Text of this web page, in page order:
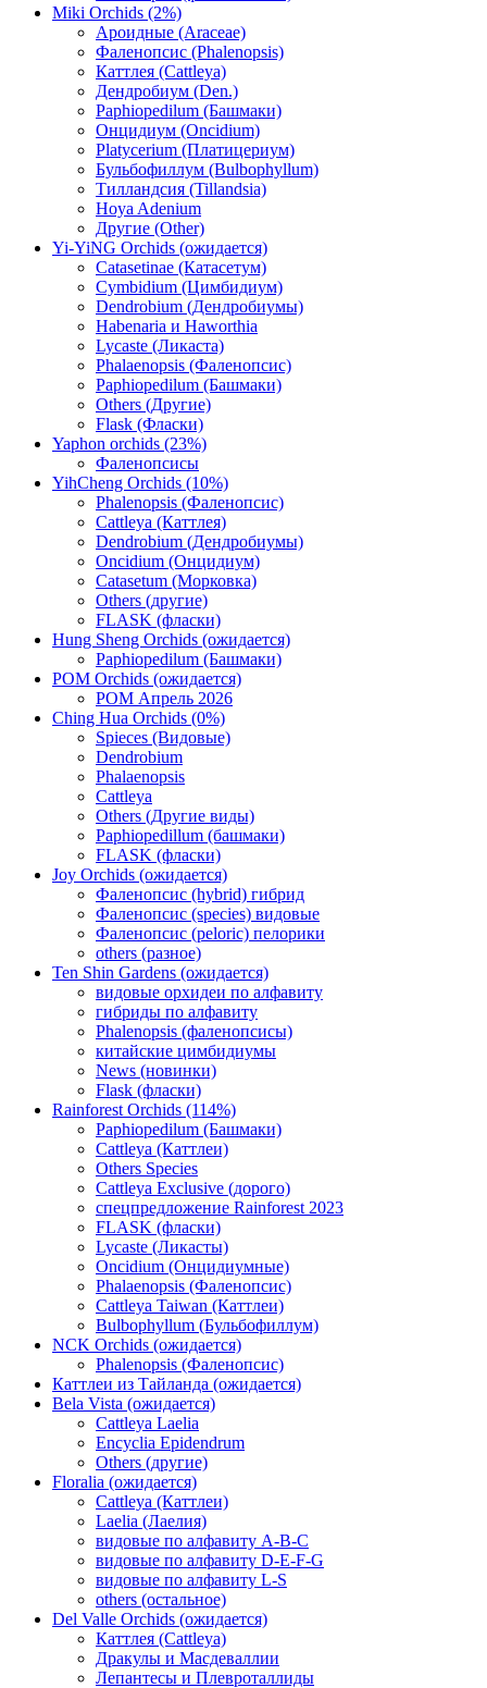
Miki Orchids (2%)
Ароидные (Araceae)
Фаленопсис (Phalenopsis)
Каттлея (Cattleya)
Дендробиум (Den.)
Paphiopedilum (Башмаки)
Онцидиум (Oncidium)
Platycerium (Платицериум)
Бульбофиллум (Bulbophyllum)
Тилландсия (Tillandsia)
Hoya Adenium
Другие (Other)
Yi-YiNG Orchids (ожидается)
Catasetinae (Катасетум)
Cymbidium (Цимбидиум)
Dendrobium (Дендробиумы)
Habenaria и Haworthia
Lycaste (Ликаста)
Phalaenopsis (Фаленопсис)
Paphiopedilum (Башмаки)
Others (Другие)
Flask (Фласки)
Yaphon orchids (23%)
Фаленопсисы
YihCheng Orchids (10%)
Phalenopsis (Фаленопсис)
Cattleya (Каттлея)
Dendrobium (Дендробиумы)
Oncidium (Онцидиум)
Catasetum (Морковка)
Others (другие)
FLASK (фласки)
Hung Sheng Orchids (ожидается)
Paphiopedilum (Башмаки)
POM Orchids (ожидается)
POM Апрель 2026
Ching Hua Orchids (0%)
Spieces (Видовые)
Dendrobium
Phalaenopsis
Cattleya
Others (Другие виды)
Paphiopedillum (башмаки)
FLASK (фласки)
Joy Orchids (ожидается)
Фаленопсис (hybrid) гибрид
Фаленопсис (species) видовые
Фаленопсис (peloric) пелорики
others (разное)
Ten Shin Gardens (ожидается)
видовые орхидеи по алфавиту
гибриды по алфавиту
Phalenopsis (фаленопсисы)
китайские цимбидиумы
News (новинки)
Flask (фласки)
Rainforest Orchids (114%)
Paphiopedilum (Башмаки)
Cattleya (Каттлеи)
Others Species
Cattleya Exclusive (дорого)
спецпредложение Rainforest 2023
FLASK (фласки)
Lycaste (Ликасты)
Oncidium (Онцидиумные)
Phalaenopsis (Фаленопсис)
Cattleya Taiwan (Каттлеи)
Bulbophyllum (Бульбофиллум)
NCK Orchids (ожидается)
Phalenopsis (Фаленопсис)
Каттлеи из Тайланда (ожидается)
Bela Vista (ожидается)
Cattleya Laelia
Encyclia Epidendrum
Others (другие)
Floralia (ожидается)
Cattleya (Каттлеи)
Laelia (Лаелия)
видовые по алфавиту A-B-C
видовые по алфавиту D-E-F-G
видовые по алфавиту L-S
others (остальное)
Del Valle Orchids (ожидается)
Каттлея (Cattleya)
Дракулы и Масдеваллии
Лепантесы и Плевроталлиды